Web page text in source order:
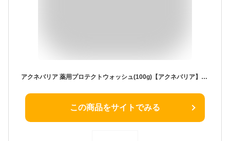
アクネバリア 薬用プロテクトウォッシュ(100g)【アクネバリア】[ニキビ 予防 うるおい 洗顔料 ハーブ 医薬部外品]
この商品をサイトでみる